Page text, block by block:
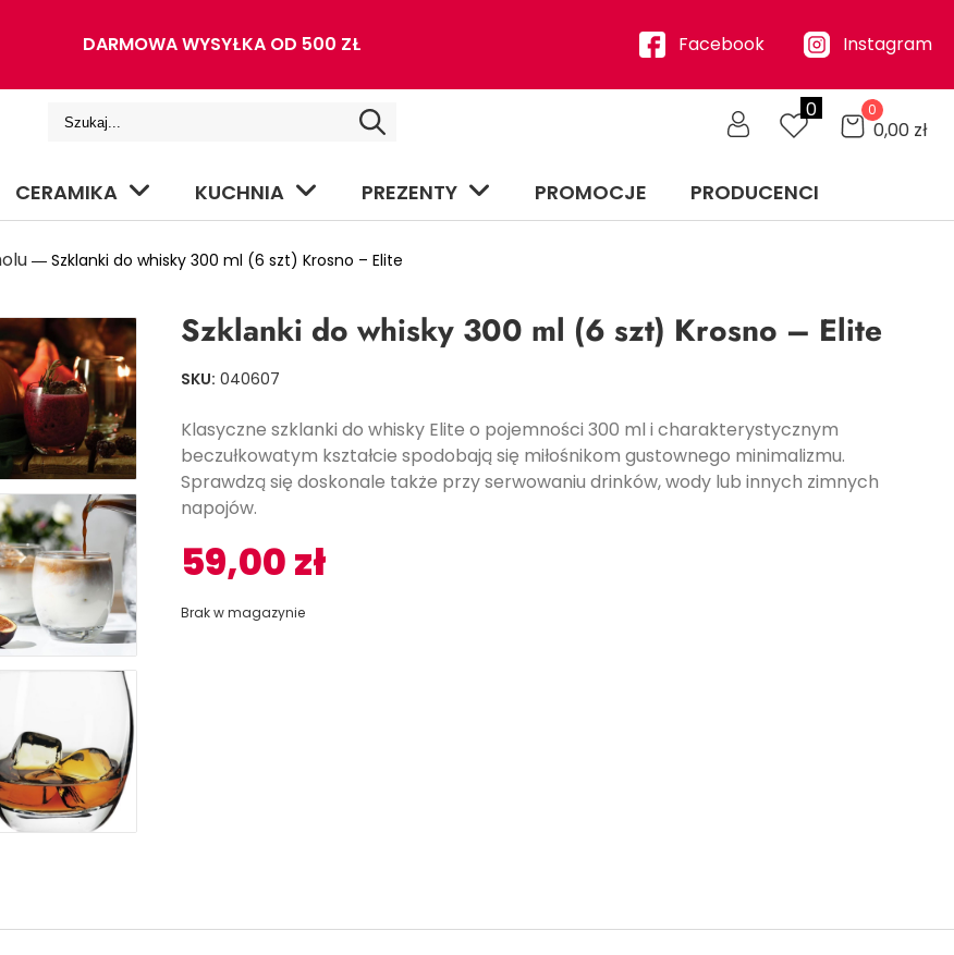
DARMOWA WYSYŁKA OD 500 ZŁ Facebook Instagram
0 0
0,00 zł
CERAMIKA KUCHNIA PREZENTY PROMOCJE PRODUCENCI
― Szklanki do whisky 300 ml (6 szt) Krosno – Elite
Szklanki do whisky 300 ml (6 szt) Krosno – Elite
SKU: 040607
Klasyczne szklanki do whisky Elite o pojemności 300 ml i charakterystycznym
beczułkowatym kształcie spodobają się miłośnikom gustownego minimalizmu.
Sprawdzą się doskonale także przy serwowaniu drinków, wody lub innych zimnych
napojów.
59,00zł
Brak w magazynie